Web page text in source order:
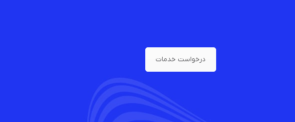
درخواست خدمات